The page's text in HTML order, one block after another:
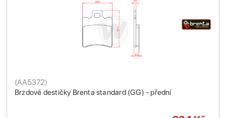
Brzdové destičky Brenta standard (GG) - přední
(AA5372)